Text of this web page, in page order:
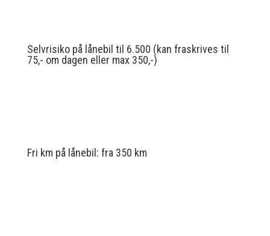
Selvrisiko på lånebil til 6.500 (kan fraskrives til
75,- om dagen eller max 350,-)
Fri km på lånebil: fra 350 km